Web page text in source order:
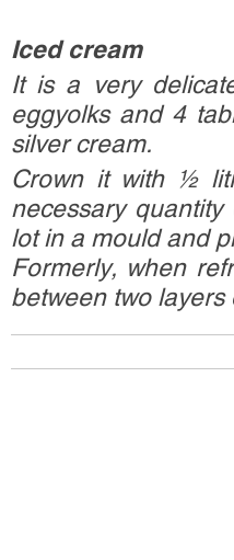
Iced cream
It is a very
eggyolks and 4
silver cream.
Crown it with ½
necessary
lot in a mould and
Formerly, when
between two